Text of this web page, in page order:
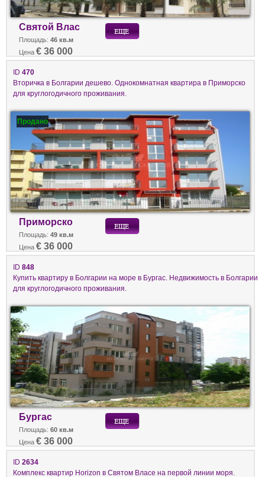
Святой Влас
Площадь: 46 кв.м
Цена € 36 000
ID 470
Вторичка в Болгарии дешево. Однокомнатная квартира в Приморско
для круглогодичного проживания.
Продано
Приморско
Площадь: 49 кв.м
Цена € 36 000
ID 848
Купить квартиру в Болгарии на море в Бургас. Недвижимость в Болгарии
для круглогодичного проживания.
Бургас
Площадь: 60 кв.м
Цена € 36 000
ID 2634
Комплекс квартир Horizon в Святом Власе на первой линии моря.